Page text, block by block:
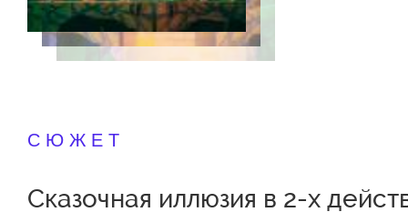
СЮЖЕТ
Сказочная иллюзия в 2-х